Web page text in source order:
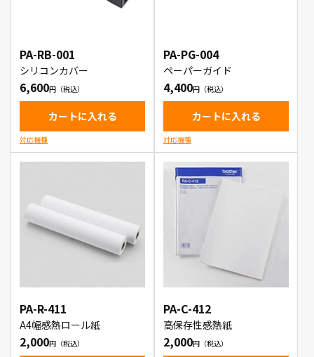
PA-RB-001
シリコンカバー
6,600
カートに入れる
対応機種
PA-PG-004
ペーパーガイド
4,400
カートに入れる
対応機種
PA-R-411
A4幅感熱ロール紙
2,000
PA-C-412
高保存性感熱紙
2,000